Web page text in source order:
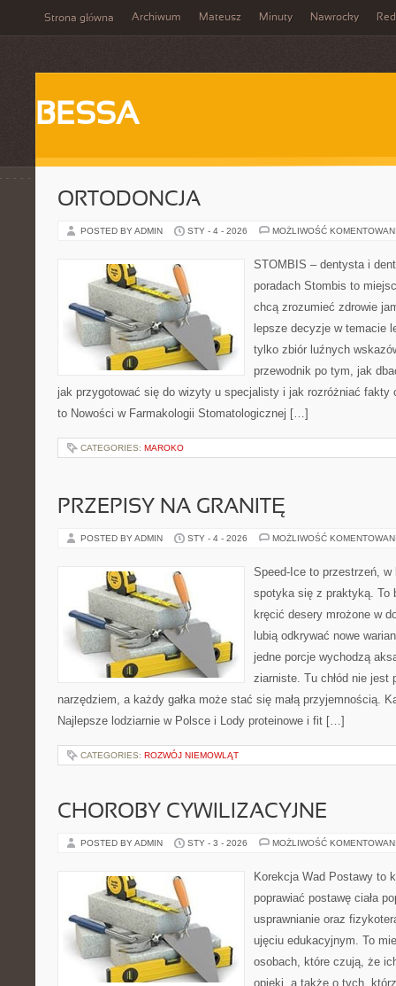
Strona główna Archiwum Mateusz Minuty Nawrocky
BESSA
ORTODONCJA
POSTED BY ADMIN STY - 4 - 2026 MOŻLIWOŚĆ
STOMBIS – dentysta i
poradach Stombis to
chcą zrozumieć zdrowie
lepsze decyzje w temacie
tylko zbiór luźnych
przewodnik po tym, jak
jak przygotować się do wizyty u specjalisty i jak rozróżniać fakty
to Nowości w Farmakologii Stomatologicznej […]
CATEGORIES: MAROKO
PRZEPISY NA GRANITĘ
POSTED BY ADMIN STY - 4 - 2026 MOŻLIWOŚĆ
Speed-Ice to przestrzeń, w
spotyka się z praktyką. To
kręcić desery mrożone w
lubią odkrywać nowe
jedne porcje wychodzą
ziarniste. Tu chłód nie jest
narzędziem, a każdy gałka może stać się małą przyjemnością.
Najlepsze lodziarnie w Polsce i Lody proteinowe i fit […]
CATEGORIES: ROZWÓJ NIEMOWLĄT
CHOROBY CYWILIZACYJNE
POSTED BY ADMIN STY - 3 - 2026 MOŻLIWOŚĆ
Korekcja Wad Postawy to
poprawiać postawę ciała
usprawnianie oraz
ujęciu edukacyjnym. To
osobach, które czują, że
opieki, a także o tych,